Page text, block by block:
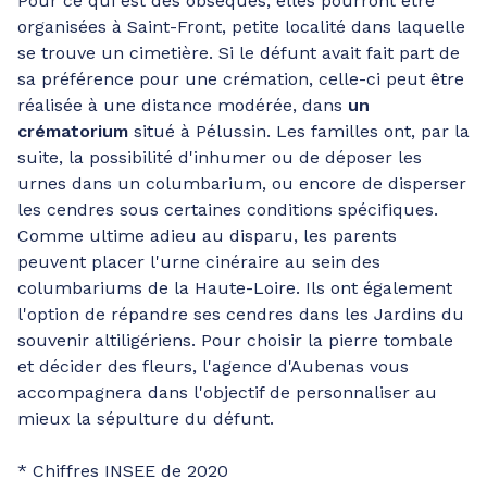
organisées à Saint-Front, petite localité dans laquelle
se trouve un cimetière. Si le défunt avait fait part de
sa préférence pour une crémation, celle-ci peut être
réalisée à une distance modérée, dans un
crématorium situé à Pélussin. Les familles ont, par la
suite, la possibilité d'inhumer ou de déposer les
urnes dans un columbarium, ou encore de disperser
les cendres sous certaines conditions spécifiques.
Comme ultime adieu au disparu, les parents
peuvent placer l'urne cinéraire au sein des
columbariums de la Haute-Loire. Ils ont également
l'option de répandre ses cendres dans les Jardins du
souvenir altiligériens. Pour choisir la pierre tombale
et décider des fleurs, l'agence d'Aubenas vous
accompagnera dans l'objectif de personnaliser au
mieux la sépulture du défunt.
* Chiffres INSEE de 2020